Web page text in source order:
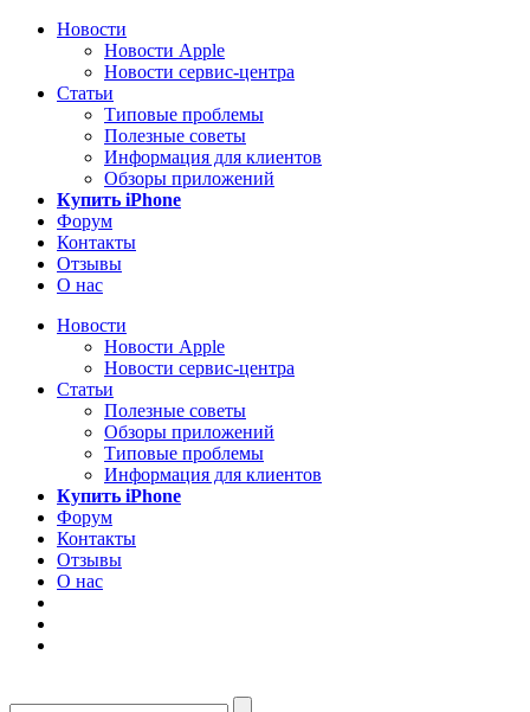
Новости
Новости Apple
Новости сервис-центра
Статьи
Типовые проблемы
Полезные советы
Информация для клиентов
Обзоры приложений
Купить iPhone
Форум
Контакты
Отзывы
О нас
Новости
Новости Apple
Новости сервис-центра
Статьи
Полезные советы
Обзоры приложений
Типовые проблемы
Информация для клиентов
Купить iPhone
Форум
Контакты
Отзывы
О нас